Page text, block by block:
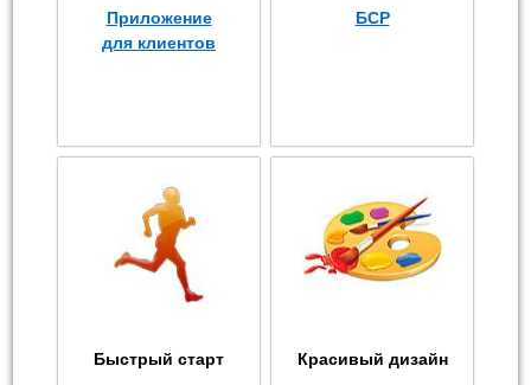
Приложение
для клиентов
БСР
Быстрый старт Красивый дизайн